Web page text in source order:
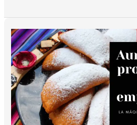
Conoce
la
máquina
para
empanadas
guatemaltecas